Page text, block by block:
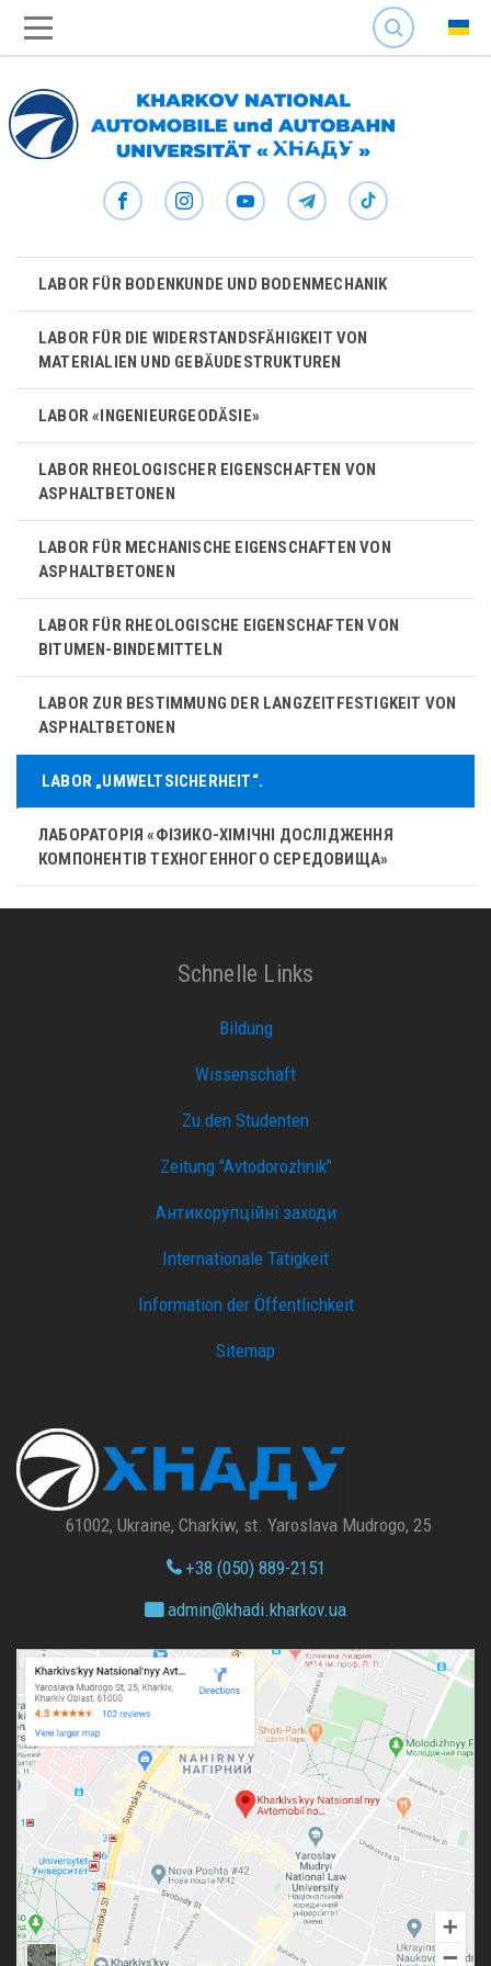
SEARCH
LABOR FÜR BODENKUNDE UND BODENMECHANIK
LABOR FÜR DIE WIDERSTANDSFÄHIGKEIT VON
MATERIALIEN UND GEBÄUDESTRUKTUREN
LABOR «INGENIEURGEODÄSIE»
LABOR RHEOLOGISCHER EIGENSCHAFTEN VON
ASPHALTBETONEN
LABOR FÜR MECHANISCHE EIGENSCHAFTEN VON
ASPHALTBETONEN
LABOR FÜR RHEOLOGISCHE EIGENSCHAFTEN VON
BITUMEN-BINDEMITTELN
LABOR ZUR BESTIMMUNG DER LANGZEITFESTIGKEIT VON
ASPHALTBETONEN
LABOR „UMWELTSICHERHEIT“.
ЛАБОРАТОРІЯ «ФІЗИКО-ХІМІЧНІ ДОСЛІДЖЕННЯ
КОМПОНЕНТІВ ТЕХНОГЕННОГО СЕРЕДОВИЩА»
Schnelle Links
Bildung
Wissenschaft
Zu den Studenten
Zeitung "Avtodorozhnik"
Антикорупційні заходи
Internationale Tätigkeit
Information der Öffentlichkeit
Sitemap
61002, Ukraine, Charkiw, st. Yaroslava Mudrogo, 25
+38 (050) 889-2151
admin@khadi.kharkov.ua